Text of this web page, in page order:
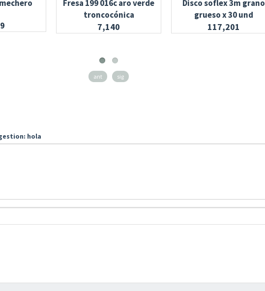
Fresa 199 016c aro verde
troncocónica
7,140
Disco soflex 3m grano
grueso x 30 und
117,201
ant sig
hola